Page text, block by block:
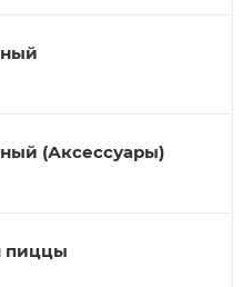
(Аксессуары)
пиццы